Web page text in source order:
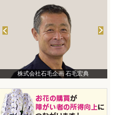
美術家 中津川浩章